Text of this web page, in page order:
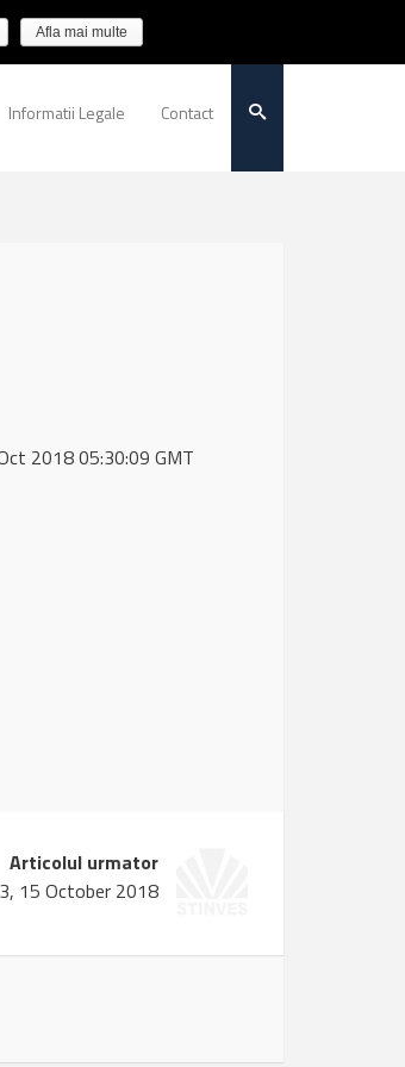
Informatii Legale Contact
2018 05:30:09 GMT
Articolul urmator
15 October 2018
Afla mai multe